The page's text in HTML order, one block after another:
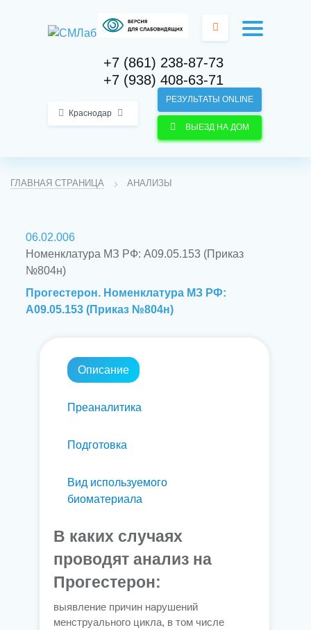
Краснодар
РЕЗУЛЬТАТЫ ONLINE
ВЫЕЗД НА ДОМ
+7 (861) 238-87-73
+7 (938) 408-63-71
ГЛАВНАЯ СТРАНИЦА АНАЛИЗЫ
06.02.006
Номенклатура МЗ РФ: A09.05.153 (Приказ
№804н)
Прогестерон. Номенклатура МЗ РФ:
A09.05.153 (Приказ №804н)
Описание
Преаналитика
Подготовка
Вид используемого
биоматериала
В каких случаях
проводят анализ на
Прогестерон:
выявление причин нарушений
менструального цикла, в том числе